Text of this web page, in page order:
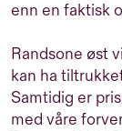
enn en faktisk
Randsone øst
kan ha
Samtidig er
med våre